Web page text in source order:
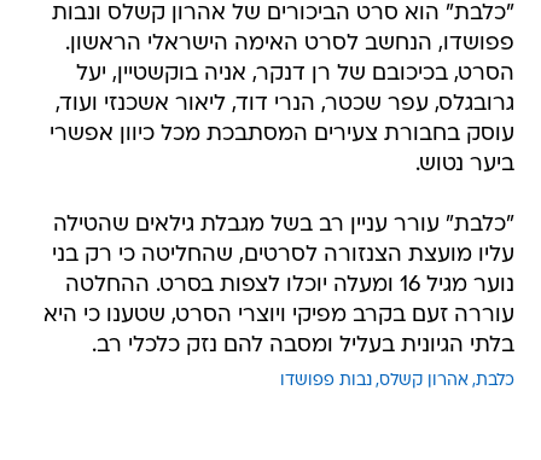
"כלבת" הוא סרט הביכורים של אהרון קשלס ונבות
פפושדו, הנחשב לסרט האימה הישראלי הראשון.
הסרט, בכיכובם של רן דנקר, אניה בוקשטיין, יעל
גרובגלס, עפר שכטר, הנרי דוד, ליאור אשכנזי ועוד,
עוסק בחבורת צעירים המסתבכת מכל כיוון אפשרי
ביער נטוש.
"כלבת" עורר עניין רב בשל מגבלת גילאים שהטילה
עליו מועצת הצנזורה לסרטים, שהחליטה כי רק בני
נוער מגיל 16 ומעלה יוכלו לצפות בסרט. ההחלטה
עוררה זעם בקרב מפיקי ויוצרי הסרט, שטענו כי היא
בלתי הגיונית בעליל ומסבה להם נזק כלכלי רב.
כלבת אהרון קשלס נבות פפושדו